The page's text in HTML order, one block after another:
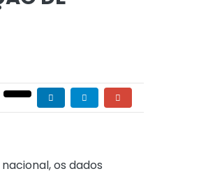
os dados